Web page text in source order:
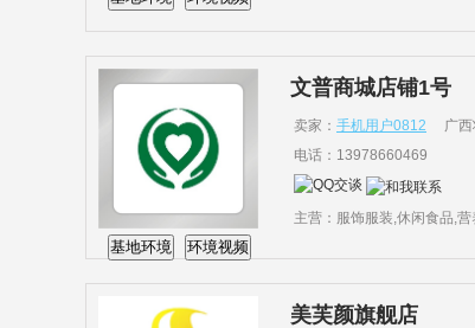
基地环境 环境视频
文普商城店铺1号
卖家： 手机用户0812
广
电话：13978660469
主营：服饰服装,休闲食品,营
美芙颜旗舰店